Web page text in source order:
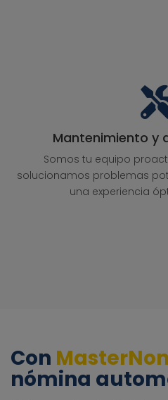
Mantenimiento y
Somos tu equipo
solucionamos problemas
una experiencia
Con
nómina